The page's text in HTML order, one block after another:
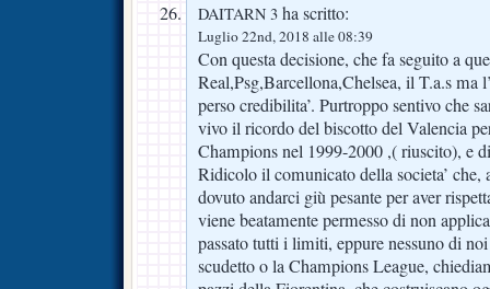
DAITARN 3 ha scritto:
Luglio 22nd, 2018 alle 08:39
Con questa decisione, che fa seguito a
Real,Psg,Barcellona,Chelsea, il T.a.s ma
perso credibilita’. Purtroppo sentivo che
vivo il ricordo del biscotto del Valencia
Champions nel 1999-2000 ,( riuscito), e
Ridicolo il comunicato della societa’ che,
dovuto andarci giù pesante per aver
viene beatamente permesso di non
passato tutti i limiti, eppure nessuno di
scudetto o la Champions League,